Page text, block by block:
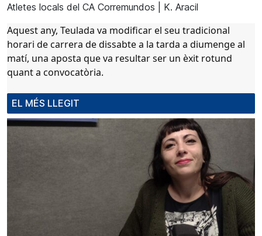
Atletes locals del CA Corremundos | K. Aracil
Aquest any, Teulada va modificar el seu tradicional
horari de carrera dedissabte a la tarda a diumenge al
matí, una aposta que va resultar ser un èxit rotund
quant a convocatòria.
EL MÉS LLEGIT